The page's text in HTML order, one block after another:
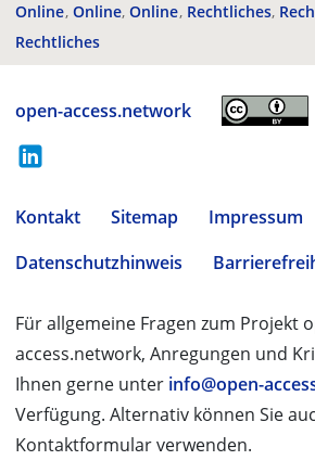
Online Online Online Rechtliches
Rechtliches
open-access.network
Kontakt Sitemap
Impressum
Datenschutzhinweis
Für allgemeine Fragen zum Projekt
access.network, Anregungen und
Ihnen gerne unter info@open-
Verfügung. Alternativ können Sie
Kontaktformular verwenden.